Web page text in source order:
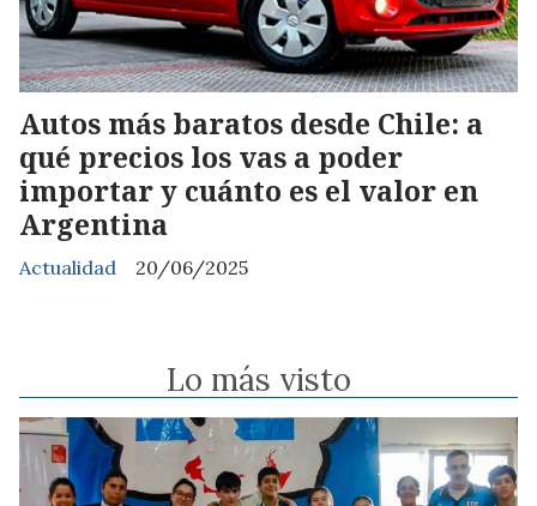
Autos más baratos desde Chile: a
qué precios los vas a poder
importar y cuánto es el valor en
Argentina
Actualidad 20/06/2025
Lo más visto